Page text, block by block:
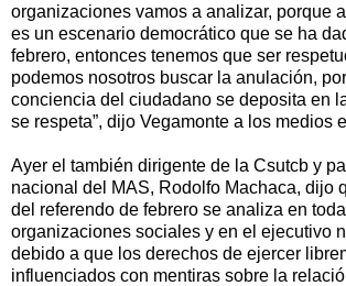
organizaciones vamos a analizar, porque
es un escenario democrático que se ha
febrero, entonces tenemos que ser
podemos nosotros buscar la anulación,
conciencia del ciudadano se deposita en
se respeta”, dijo Vegamonte a los medios
Ayer el también dirigente de la Csutcb y
nacional del MAS, Rodolfo Machaca, dijo
del referendo de febrero se analiza en
organizaciones sociales y en el ejecutivo
debido a que los derechos de ejercer
influenciados con mentiras sobre la